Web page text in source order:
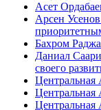
Асет
Арсен
Бахром
Даниал
своего
Центральная
Центральная
Центральная